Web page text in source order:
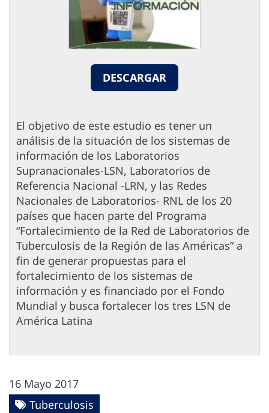
DESCARGAR
El objetivo de este estudio es tener un
análisis de la situación de los sistemas de
información de los Laboratorios
Supranacionales-LSN, Laboratorios de
Referencia Nacional -LRN, y las Redes
Nacionales de Laboratorios- RNL de los 20
países que hacen parte del Programa
“Fortalecimiento de la Red de Laboratorios de
Tuberculosis de la Región de las Américas” a
fin de generar propuestas para el
fortalecimiento de los sistemas de
información y es financiado por el Fondo
Mundial y busca fortalecer los tres LSN de
América Latina
16 Mayo 2017
Tuberculosis